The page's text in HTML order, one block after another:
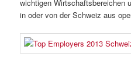
wichtigen Wirtschaftsbereichen
in oder von der Schweiz aus